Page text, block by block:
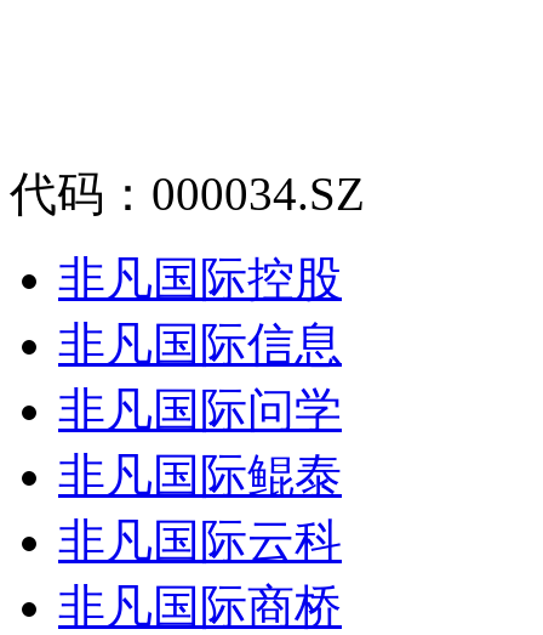
代码：000034.SZ
非凡国际控股
非凡国际信息
非凡国际问学
非凡国际鲲泰
非凡国际云科
非凡国际商桥